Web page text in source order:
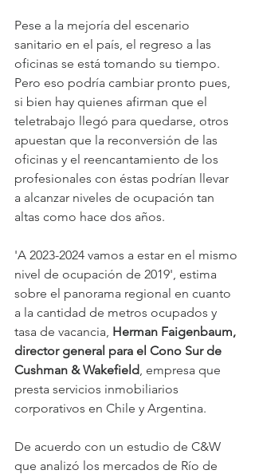
Pese a la mejoría del escenario
sanitario en el país, el regreso a las
oficinas se está tomando su tiempo.
Pero eso podría cambiar pronto pues,
si bien hay quienes afirman que el
teletrabajo llegó para quedarse, otros
apuestan que la reconversión de las
oficinas y el reencantamiento de los
profesionales con éstas podrían llevar
a alcanzar niveles de ocupación tan
altas como hace dos años.
'A 2023-2024 vamos a estar en el mismo
nivel de ocupación de 2019', estima
sobre el panorama regional en cuanto
a la cantidad de metros ocupados y
tasa de vacancia, Herman Faigenbaum,
director general para el Cono Sur de
Cushman & Wakefield , empresa que
presta servicios inmobiliarios
corporativos en Chile y Argentina.
De acuerdo con un estudio de C&W
que analizó los mercados de Río de